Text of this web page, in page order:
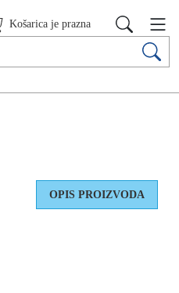
Košarica je prazna
OPIS PROIZVODA